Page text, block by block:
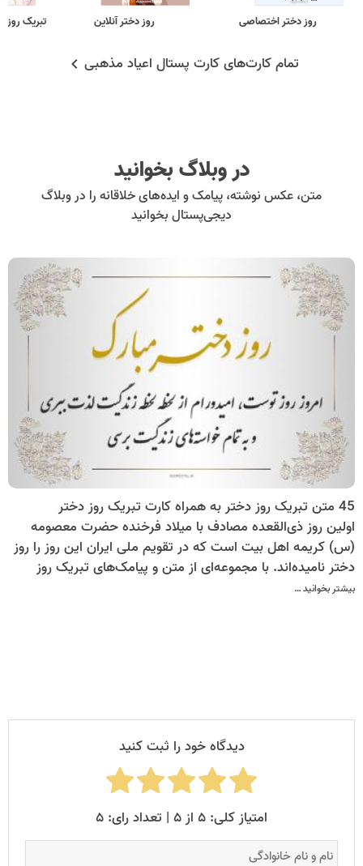
روز دختر اختصاصی روز دختر آنلاین تبریک روز
تمام کارت‌های کارت پستال اعیاد مذهبی
در وبلاگ بخوانید
متن، عکس نوشته، پیامک و ایده‌های خلاقانه را در وبلاگ
دیجی‌پستال بخوانید
45 متن تبریک روز دختر به همراه کارت تبریک روز دختر
اولین روز ذی‌القعده مصادف با میلاد فرخنده حضرت معصومه
(س) کریمه اهل بیت است که در تقویم ملی ایران این روز را روز
دختر نامیده‌اند. با مجموعه‌ای از متن و پیامک‌های تبریک روز
دختر به همراه کارت تبریک روز دختر همراه ما باشید.
بیشتر بخوانید …
دیدگاه خود را ثبت کنید
امتیاز کلی: ۵ از ۵ | تعداد رای: ۵